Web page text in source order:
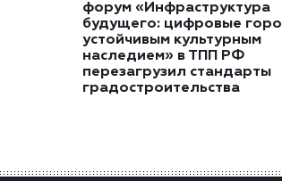
форум «Инфраструктура
будущего: цифровые
устойчивым культурным
наследием» в ТПП РФ
перезагрузил стандарты
градостроительства